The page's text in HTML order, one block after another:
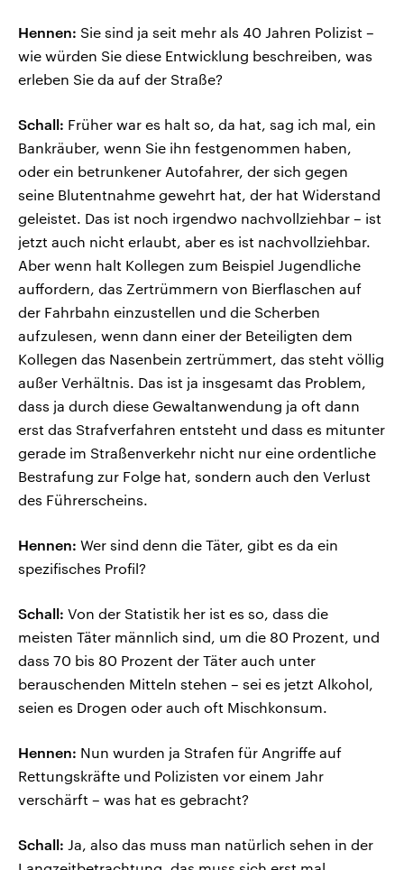
Hennen: Sie sind ja seit mehr als 40 Jahren Polizist –
wie würden Sie diese Entwicklung beschreiben, was
erleben Sie da auf der Straße?
Schall: Früher war es halt so, da hat, sag ich mal, ein
Bankräuber, wenn Sie ihn festgenommen haben,
oder ein betrunkener Autofahrer, der sich gegen
seine Blutentnahme gewehrt hat, der hat Widerstand
geleistet. Das ist noch irgendwo nachvollziehbar – ist
jetzt auch nicht erlaubt, aber es ist nachvollziehbar.
Aber wenn halt Kollegen zum Beispiel Jugendliche
auffordern, das Zertrümmern von Bierflaschen auf
der Fahrbahn einzustellen und die Scherben
aufzulesen, wenn dann einer der Beteiligten dem
Kollegen das Nasenbein zertrümmert, das steht völlig
außer Verhältnis. Das ist ja insgesamt das Problem,
dass ja durch diese Gewaltanwendung ja oft dann
erst das Strafverfahren entsteht und dass es mitunter
gerade im Straßenverkehr nicht nur eine ordentliche
Bestrafung zur Folge hat, sondern auch den Verlust
des Führerscheins.
Hennen: Wer sind denn die Täter, gibt es da ein
spezifisches Profil?
Schall: Von der Statistik her ist es so, dass die
meisten Täter männlich sind, um die 80 Prozent, und
dass 70 bis 80 Prozent der Täter auch unter
berauschenden Mitteln stehen – sei es jetzt Alkohol,
seien es Drogen oder auch oft Mischkonsum.
Hennen: Nun wurden ja Strafen für Angriffe auf
Rettungskräfte und Polizisten vor einem Jahr
verschärft – was hat es gebracht?
Schall: Ja, also das muss man natürlich sehen in der